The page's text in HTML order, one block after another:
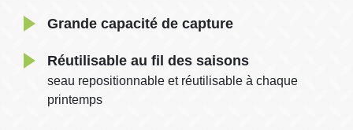
Grande capacité de capture
Réutilisable au fil des saisons
seau repositionnable et réutilisable à chaque
printemps